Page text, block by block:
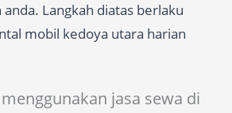
Langkah diatas berlaku
mobil kedoya utara harian
jasa sewa di